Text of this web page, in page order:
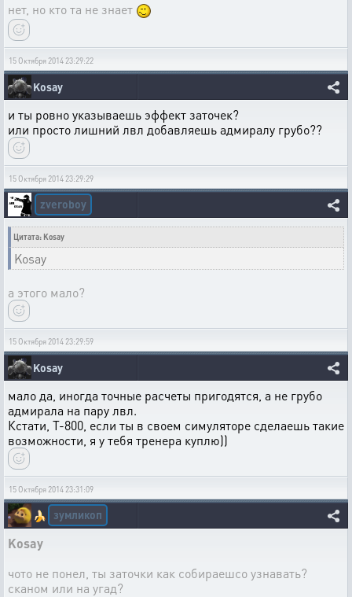
нет, но кто та не знает
15 Октября 2014 23:29:22
Kosay
и ты ровно указываешь эффект заточек?
или просто лишний лвл добавляешь адмиралу грубо??
15 Октября 2014 23:29:29
zveroboy
Цитата: Kosay
Kosay
а этого мало?
15 Октября 2014 23:29:59
Kosay
мало да, иногда точные расчеты пригодятся, а не грубо
адмирала на пару лвл.
Кстати, Т-800, если ты в своем симуляторе сделаешь такие
возможности, я у тебя тренера куплю))
15 Октября 2014 23:31:09
🍌 зумликоп
Kosay
чото не понел, ты заточки как собираешсо узнавать?
сканом или на угад?